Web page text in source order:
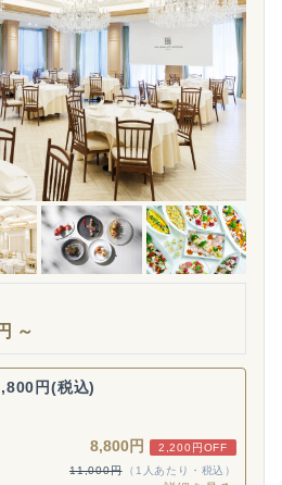
～
円(税込)
8,800円
2,200円OFF
11,000円
（1人あたり・税込）